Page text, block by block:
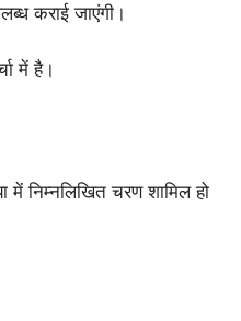
कराई जाएंगी।
में है।
में निम्नलिखित चरण शामिल हो